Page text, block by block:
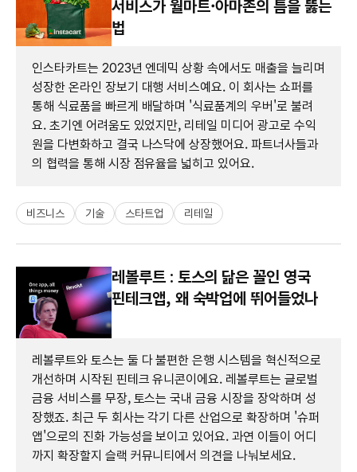
서비스가 월마트·아마존의 틈을 뚫는
법
인스타카트는 2023년 엔데믹 상황 속에서도 매출을 늘리며
성장한 온라인 장보기 대행 서비스예요. 이 회사는 쇼퍼를
통해 식료품을 빠르게 배달하며 '식료품계의 우버'로 불려
요. 초기엔 어려움도 있었지만, 리테일 미디어 광고로 수익
원을 다변화하고 결국 나스닥에 상장했어요. 파트너사들과
의 협력을 통해 시장 점유율을 넓히고 있어요.
비즈니스 기술 스타트업 리테일
레볼루트 : 토스의 닮은 꼴인 영국
핀테크앱, 왜 숙박업에 뛰어들었나
레볼루트와 토스는 둘 다 불편한 은행 시스템을 혁신적으로
개선하며 시작된 핀테크 유니콘이에요. 레볼루트는 글로벌
금융 서비스를 무장, 토스는 국내 금융 시장을 장악하며 성
장했죠. 최근 두 회사는 각기 다른 산업으로 확장하며 '슈퍼
앱'으로의 진화 가능성을 보이고 있어요. 과연 이들이 어디
까지 확장할지 슬랙 커뮤니티에서 의견을 나눠보세요.